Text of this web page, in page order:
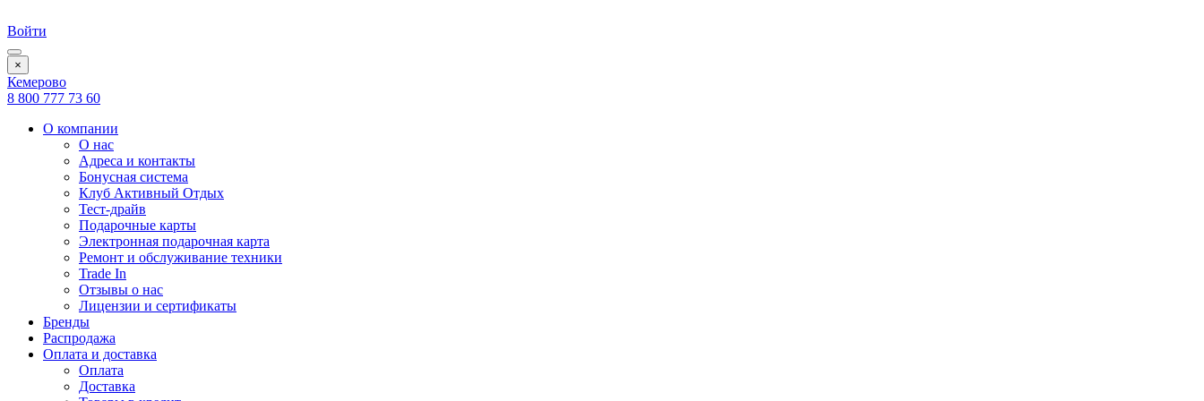
Войти
×
Кемерово
8 800 777 73 60
О компании
О нас
Адреса и контакты
Бонусная система
Клуб Активный Отдых
Тест-драйв
Подарочные карты
Электронная подарочная карта
Ремонт и обслуживание техники
Trade In
Отзывы о нас
Лицензии и сертификаты
Бренды
Распродажа
Оплата и доставка
Оплата
Доставка